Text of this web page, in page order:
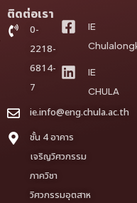
ติดต่อเรา
0-
2218-
6814-
7
ie.info@eng.chula.ac.th
ชั้น 4 อาคาร
เจริญวิศวกรรม
ภาควิชา
วิศวกรรมอุตสาห
IE
IE
CHULA